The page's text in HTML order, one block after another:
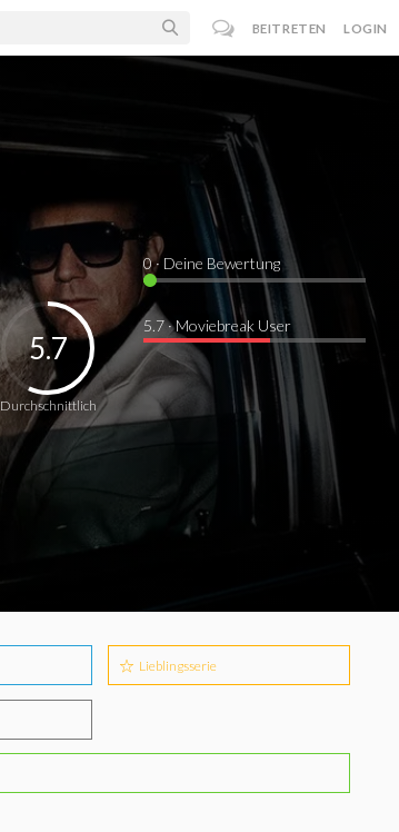
BEITRETEN LOGIN
Durchschnittlich
5.7
0· Deine Bewertung
5.7 · Moviebreak User
Lieblingsserie